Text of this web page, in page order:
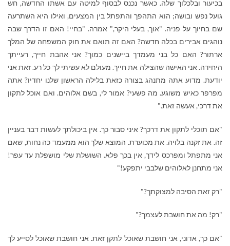
בכיעור ובלכלוך שלה. כאשר נכנס לבסוף למיטה עם אשתו החדשה, חש
גועל נפש ובושה; הוא התהפך והתפתל בין המצעים, ואילו היא השתרעה
שם בחיוך על פניה. "אוך, בעלי היקר," אמרה. "בחיי! האם זו הדרך שבה
נוהגים אבירים בכלה חדשה? האם זה תואם את חוק המשפחה של המלך
ארתור? האם כל בני מעמדך ביישנים כמוך? אני אהבת חייך, רעייתך
היחידה. אני האישה שהצילה את חייך. מעולם לא עשיתי לך כל רע. זאת אני
יודעת. מדוע אתה מתנהג בצורה כזאת בלילה הראשון שלנו יחדיו? אתה
מפרפר כאיש משוגע. מה פשעי? אמור לי, בשם אלוהים. ואם אוכל לתקון
את דרכי, אעשה זאת."
"אם תוכלי לתקון את דרכך? איני סבור כך. אין ביכולתך לעשות דבר בעניין
זה. את זקנה בלויה. את מכוערת. המוצא שלך הוא ממעמד כה נחות, שאם
אני מתפתל ומפרכס לידך, אין בכך פלא. השושלת שלי מושפלת עד עפר!
אני מתחנן לאלוהים שלבבי יתפקע!"
"רק זאת הסיבה למצוקתך?"
"רק! מה את חושבת לעצמך?"
"אם כך, אדוני, אני חושבת שאוכל לתקן זאת. אני חושבת שאוכל לסייע לך